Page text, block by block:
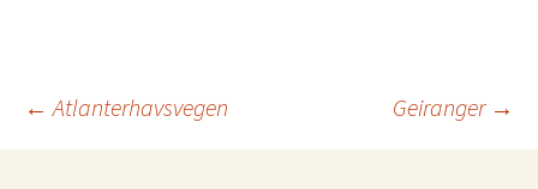
Berichtnavigatie
← Atlanterhavsvegen Geiranger →